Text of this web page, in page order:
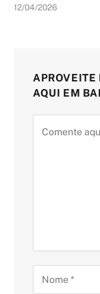
12/04/2026
APROVEITE
AQUI EM